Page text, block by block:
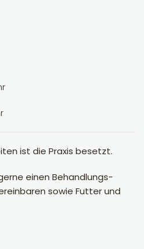
ist die Praxis besetzt.
einen Behandlungs-
sowie Futter und